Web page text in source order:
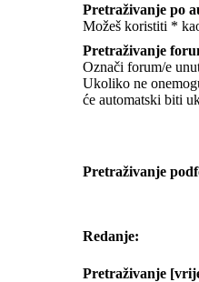
Pretraživanje po
Možeš koristiti *
Pretraživanje
Označi forum/e
Ukoliko ne
će automatski biti
Pretraživanje
Redanje:
Pretraživanje